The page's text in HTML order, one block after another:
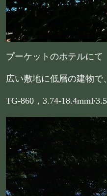
プーケットのホテルにて
広い敷地に低層の建物
TG-860，3.74-